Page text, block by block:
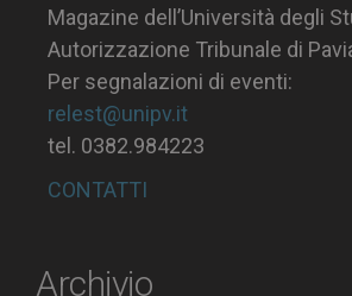
Magazine dell’Università degli
Autorizzazione Tribunale di
Per segnalazioni di eventi:
relest@unipv.it
tel. 0382.984223
CONTATTI
Archivio